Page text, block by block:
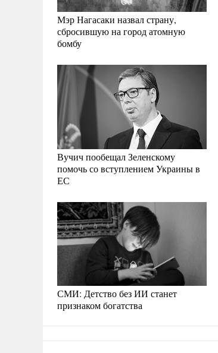
Мэр Нагасаки назвал страну,
сбросившую на город атомную
бомбу
Вучич пообещал Зеленскому
помочь со вступлением Украины в
ЕС
СМИ: Детство без ИИ станет
признаком богатства